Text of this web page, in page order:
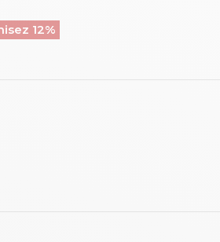
12%